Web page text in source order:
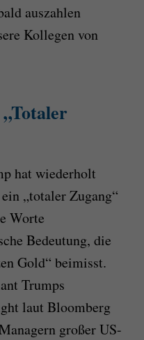
auszahlen
Kollegen von
hat wiederholt
„totaler Zugang“
Worte
Bedeutung, die
Gold“ beimisst.
Trumps
laut Bloomberg
großer US-